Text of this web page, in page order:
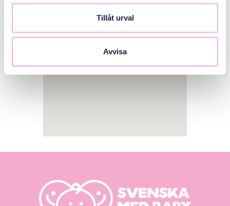
Tillåt urval
Avvisa